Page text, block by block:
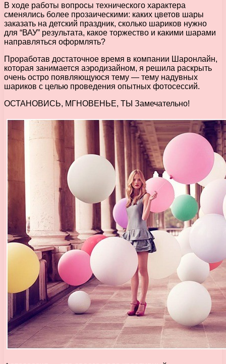
В ходе работы вопросы технического характера
сменялись более прозаическими: каких цветов шары
заказать на детский праздник, сколько шариков нужно
для “ВАУ” результата, какое торжество и какими шарами
направляться оформлять?
Проработав достаточное время в компании Шаронлайн,
которая занимается аэродизайном, я решила раскрыть
очень остро появляющуюся тему — тему надувных
шариков с целью проведения опытных фотосессий.
ОСТАНОВИСЬ, МГНОВЕНЬЕ, ТЫ Замечательно!